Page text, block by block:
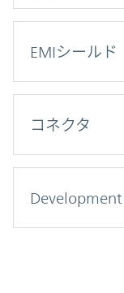
EMIシールド
コネクタ